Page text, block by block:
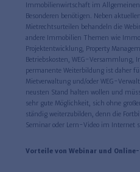
Immobilienwirtschaft im
Besonderen benötigen. Neben
Mietrechtsurteilen behandeln die
andere Immobilien Themen wie
Projektentwicklung, Property
Betriebskosten, WEG-Versammlung,
permanente Weiterbildung ist daher
Mietverwaltung und/oder WEG-
neusten Stand halten wollen und
sehr gute Möglichkeit, sich ohne
ständig weiterzubilden, denn die
Seminar oder Lern-Video im Internet
Vorteile von Webinar und